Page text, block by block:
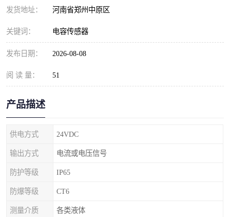
发货地址： 河南省郑州中原区
关键词： 电容传感器
发布日期： 2026-08-08
阅 读 量： 51
产品描述
供电方式 24VDC
输出方式 电流或电压信号
防护等级 IP65
防爆等级 CT6
测量介质 各类液体